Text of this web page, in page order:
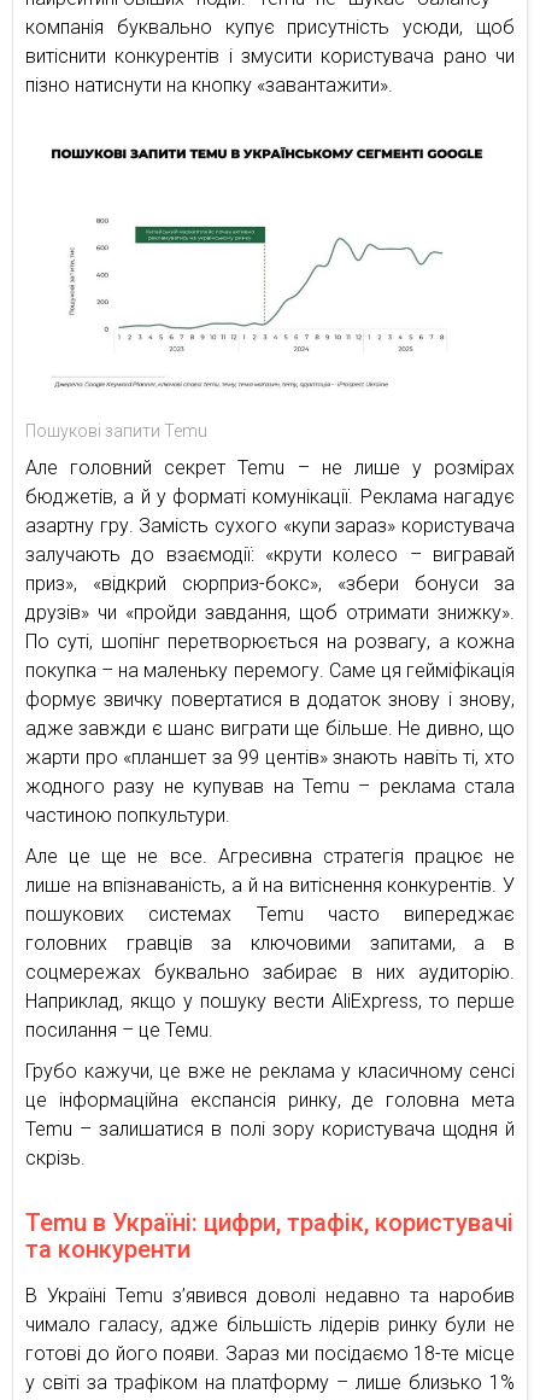
компанія буквально купує присутність усюди, щоб
витіснити конкурентів і змусити користувача рано чи
пізно натиснути на кнопку «завантажити».
Пошукові запити Temu
Але головний секрет Temu – не лише у розмірах
бюджетів, а й у форматі комунікації. Реклама нагадує
азартну гру. Замість сухого «купи зараз» користувача
залучають до взаємодії: «крути колесо – вигравай
приз», «відкрий сюрприз-бокс», «збери бонуси за
друзів» чи «пройди завдання, щоб отримати знижку».
По суті, шопінг перетворюється на розвагу, а кожна
покупка – на маленьку перемогу. Саме ця гейміфікація
формує звичку повертатися в додаток знову і знову,
адже завжди є шанс виграти ще більше. Не дивно, що
жарти про «планшет за 99 центів» знають навіть ті, хто
жодного разу не купував на Temu – реклама стала
частиною попкультури.
Але це ще не все. Агресивна стратегія працює не
лише на впізнаваність, а й на витіснення конкурентів. У
пошукових системах Temu часто випереджає
головних гравців за ключовими запитами, а в
соцмережах буквально забирає в них аудиторію.
Наприклад, якщо у пошуку вести AliExpress, то перше
посилання – це Темu.
Грубо кажучи, це вже не реклама у класичному сенсі
це інформаційна експансія ринку, де головна мета
Temu – залишатися в полі зору користувача щодня й
скрізь.
Temu в Україні: цифри, трафік, користувачі
та конкуренти
В Україні Temu з’явився доволі недавно та наробив
чимало галасу, адже більшість лідерів ринку були не
готові до його появи. Зараз ми посідаємо 18-те місце
у світі за трафіком на платформу – лише близько 1%